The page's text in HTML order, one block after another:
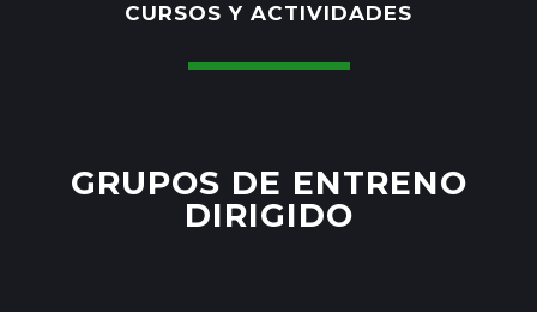
CURSOS Y ACTIVIDADES
GRUPOS DE ENTRENO
DIRIGIDO